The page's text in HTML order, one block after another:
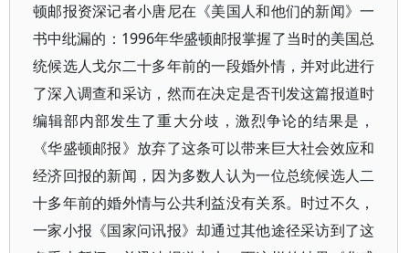
顿邮报资深记者小唐尼在《美国人和他们的新闻》一
书中纰漏的：1996年华盛顿邮报掌握了当时的美国总
统候选人戈尔二十多年前的一段婚外情，并对此进行
了深入调查和采访，然而在决定是否刊发这篇报道时
编辑部内部发生了重大分歧，激烈争论的结果是，
《华盛顿邮报》放弃了这条可以带来巨大社会效应和
经济回报的新闻，因为多数人认为一位总统候选人二
十多年前的婚外情与公共利益没有关系。时过不久，
一家小报《国家问讯报》却通过其他途径采访到了这